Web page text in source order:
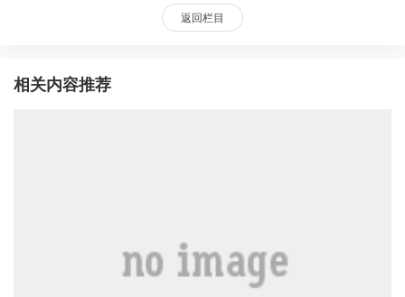
返回栏目
相关内容推荐